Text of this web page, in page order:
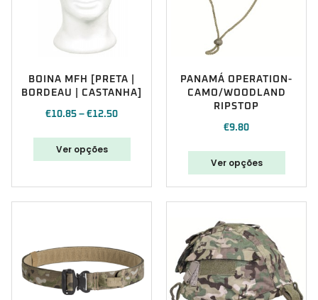
BOINA MFH [PRETA |
BORDEAU | CASTANHA]
€10.85 – €12.50
Ver opções
PANAMÁ OPERATION-
CAMO/WOODLAND
RIPSTOP
€9.80
Ver opções